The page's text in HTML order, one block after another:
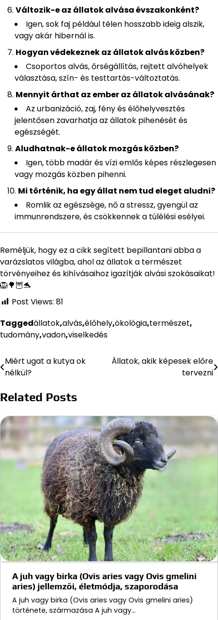
Változik-e az állatok alvása évszakonként?
Igen, sok faj például télen hosszabb ideig alszik,
vagy akár hibernál is.
Hogyan védekeznek az állatok alvás közben?
Csoportos alvás, őrségállítás, rejtett alvóhelyek
választása, szín- és testtartás-változtatás.
Mennyit árthat az ember az állatok alvásának?
Az urbanizáció, zaj, fény és élőhelyvesztés
jelentősen zavarhatja az állatok pihenését és
egészségét.
Aludhatnak-e állatok mozgás közben?
Igen, több madár és vízi emlős képes részlegesen
vagy mozgás közben pihenni.
Mi történik, ha egy állat nem tud eleget aludni?
Romlik az egészsége, nő a stressz, gyengül az
immunrendszere, és csökkennek a túlélési esélyei.
Reméljük, hogy ez a cikk segített bepillantani abba a
varázslatos világba, ahol az állatok a természet
törvényeihez és kihívásaihoz igazítják alvási szokásaikat!
🦁🌳🦉🐬
Post Views: 81
Taggedállatok,alvás,élőhely,ökológia,természet,
tudomány,vadon,viselkedés
Bejegyzés
Miért ugat a kutya ok
nélkül?
Állatok, akik képesek előre
tervezni
Related Posts
A juh vagy birka (Ovis aries vagy Ovis gmelini
aries) jellemzői, életmódja, szaporodása
A juh vagy birka (Ovis aries vagy Ovis gmelini aries)
története, származása A juh vagy…